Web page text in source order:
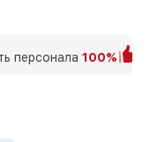
персонала 100%